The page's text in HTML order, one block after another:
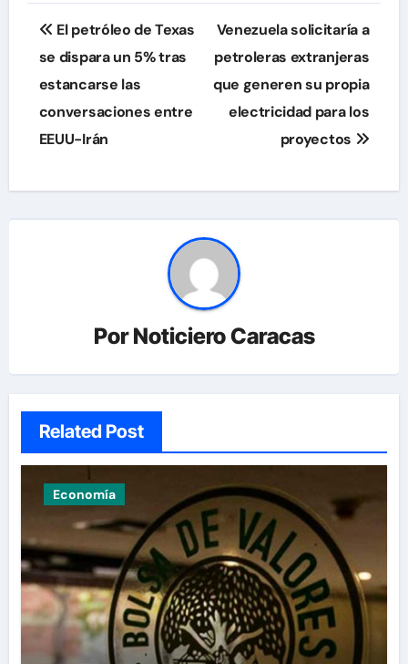
Navegación
de
entradas
El petróleo de Texas
se dispara un 5% tras
estancarse las
conversaciones entre
EEUU-Irán
Venezuela solicitaría a
petroleras extranjeras
que generen su propia
electricidad para los
proyectos
PorNoticiero Caracas
Related Post
Economía